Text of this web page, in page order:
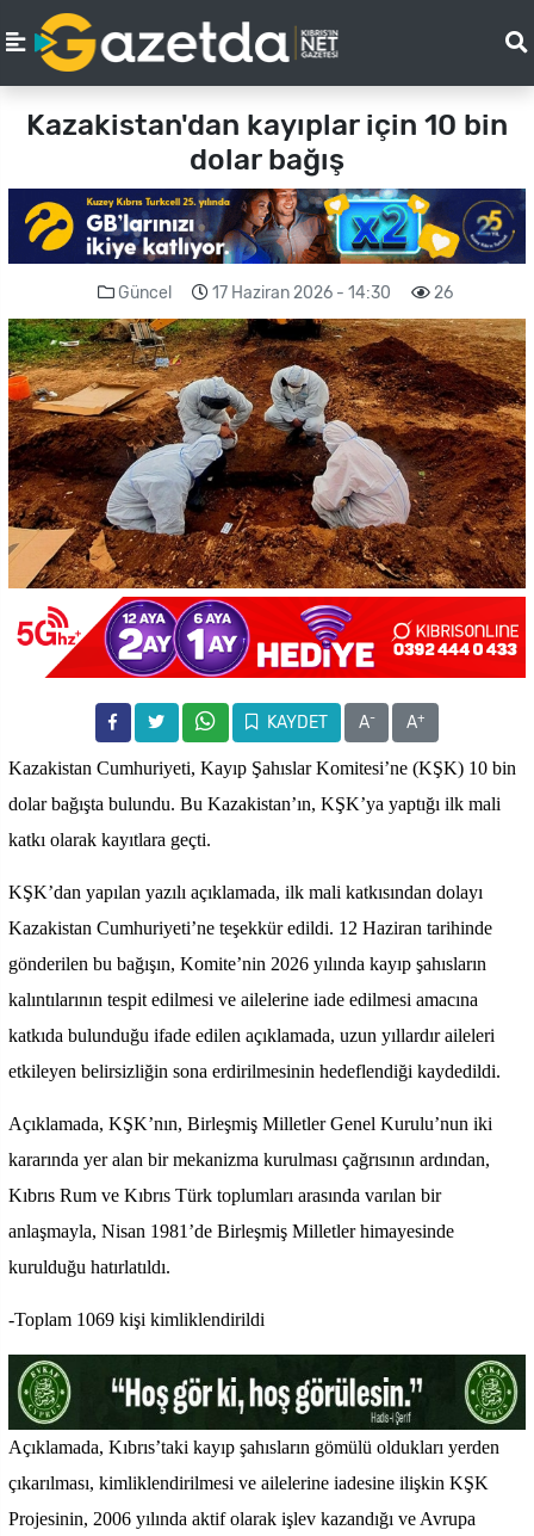
Kazakistan'dan kayıplar için 10 bin
dolar bağış
Güncel 17 Haziran 2026 - 14:30 26
KAYDET A- A+
Kazakistan Cumhuriyeti, Kayıp Şahıslar Komitesi’ne (KŞK) 10 bin
dolar bağışta bulundu. Bu Kazakistan’ın, KŞK’ya yaptığı ilk mali
katkı olarak kayıtlara geçti.
KŞK’dan yapılan yazılı açıklamada, ilk mali katkısından dolayı
Kazakistan Cumhuriyeti’ne teşekkür edildi. 12 Haziran tarihinde
gönderilen bu bağışın, Komite’nin 2026 yılında kayıp şahısların
kalıntılarının tespit edilmesi ve ailelerine iade edilmesi amacına
katkıda bulunduğu ifade edilen açıklamada, uzun yıllardır aileleri
etkileyen belirsizliğin sona erdirilmesinin hedeflendiği kaydedildi.
Açıklamada, KŞK’nın, Birleşmiş Milletler Genel Kurulu’nun iki
kararında yer alan bir mekanizma kurulması çağrısının ardından,
Kıbrıs Rum ve Kıbrıs Türk toplumları arasında varılan bir
anlaşmayla, Nisan 1981’de Birleşmiş Milletler himayesinde
kurulduğu hatırlatıldı.
-Toplam 1069 kişi kimliklendirildi
Açıklamada, Kıbrıs’taki kayıp şahısların gömülü oldukları yerden
çıkarılması, kimliklendirilmesi ve ailelerine iadesine ilişkin KŞK
Projesinin, 2006 yılında aktif olarak işlev kazandığı ve Avrupa